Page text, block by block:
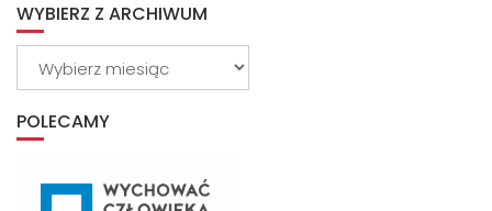
WYBIERZ Z ARCHIWUM
POLECAMY